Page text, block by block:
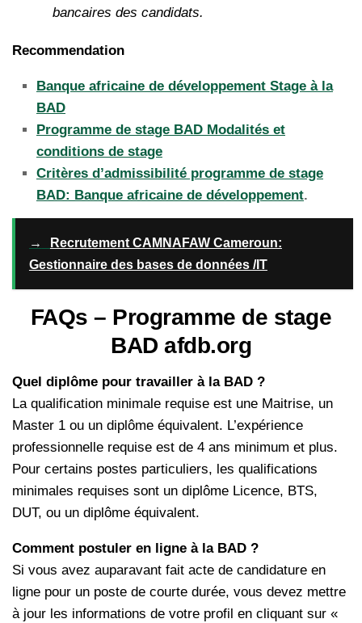
bancaires des candidats.
Recommendation
Banque africaine de développement Stage à la
BAD
Programme de stage BAD Modalités et
conditions de stage
Critères d’admissibilité programme de stage
BAD: Banque africaine de développement.
→
Recrutement CAMNAFAW Cameroun:
Gestionnaire des bases de données /IT
FAQs – Programme de stage
BAD afdb.org
Quel diplôme pour travailler à la BAD ?
La qualification minimale requise est une Maitrise, un
Master 1 ou un diplôme équivalent. L’expérience
professionnelle requise est de 4 ans minimum et plus.
Pour certains postes particuliers, les qualifications
minimales requises sont un diplôme Licence, BTS,
DUT, ou un diplôme équivalent.
Comment postuler en ligne à la BAD ?
Si vous avez auparavant fait acte de candidature en
ligne pour un poste de courte durée, vous devez mettre
à jour les informations de votre profil en cliquant sur «